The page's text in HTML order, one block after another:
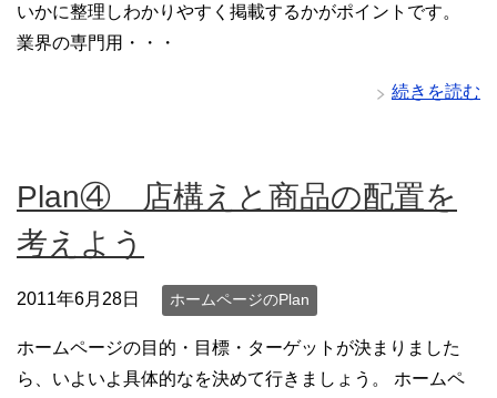
いかに整理しわかりやすく掲載するかがポイントです。
業界の専門用・・・
続きを読む
Plan④ 店構えと商品の配置を
考えよう
2011年6月28日 ホームページのPlan
ホームページの目的・目標・ターゲットが決まりました
ら、いよいよ具体的なを決めて行きましょう。 ホームペ